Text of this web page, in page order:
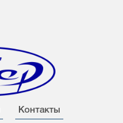
Контакты